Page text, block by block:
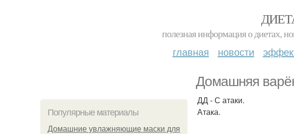
полезная информация о диетах,
главная новости
Домашняя
Популярные материалы
Домашние увлажняющие маски для
ДД - С атаки.
Атака.